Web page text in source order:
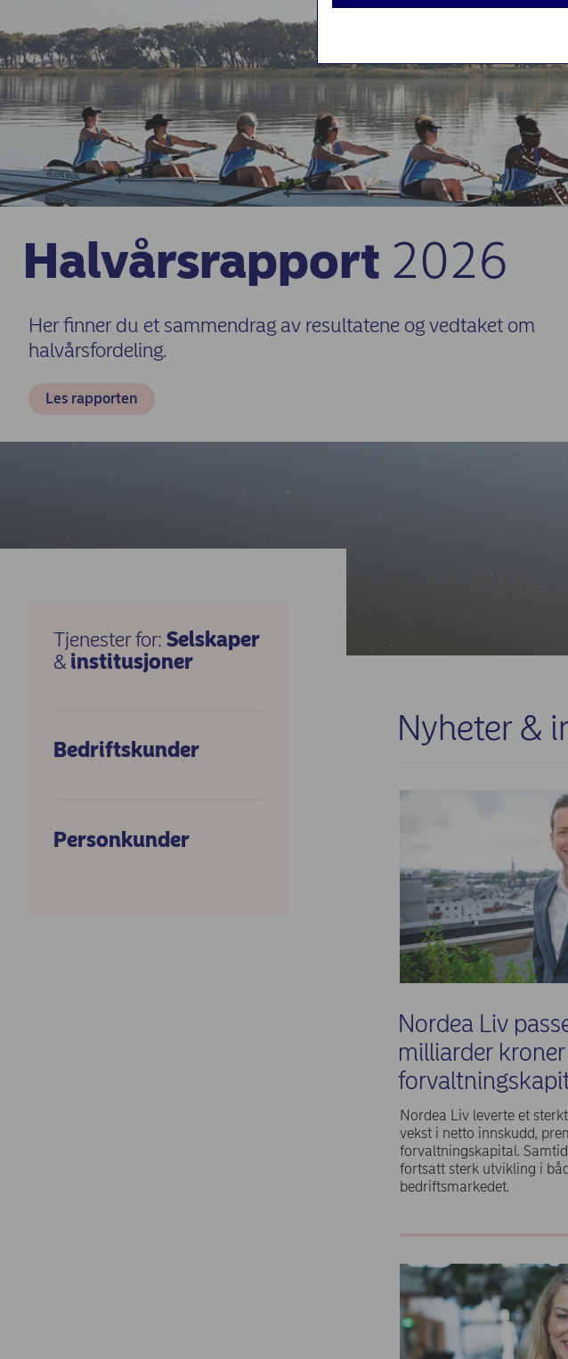
NORDEA | LEDENDE NORDISK TOTALBANK
Halvårsrapport 2026
Her finner du et sammendrag av resultatene og vedtaket om
halvårsfordeling.
Les rapporten
Tjenester for:
Tjenester for: Selskaper
& institusjoner
Bedriftskunder
Personkunder
Nyheter &
Nordea Liv
milliarder
Nordea Liv leverte et
vekst i netto innskudd,
forvaltningskapital.
fortsatt sterk utvikling i
bedriftsmarkedet.